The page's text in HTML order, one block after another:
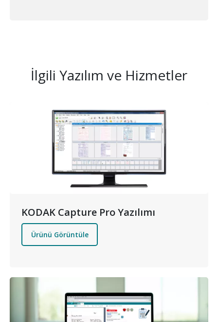
İlgili Yazılım ve Hizmetler
KODAK Capture Pro Yazılımı
Ürünü Görüntüle
Resim